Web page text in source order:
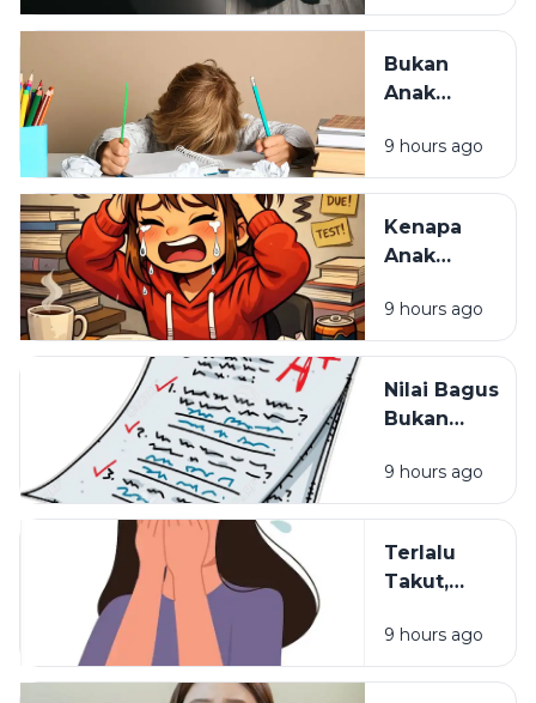
Pulang,
Tempat
Paling
Bukan
Anak
Mungkin
Cara
yang
Selama Ini
9 hours ago
Kenapa
Anak
Kehilangan
Semangat
9 hours ago
Nilai Bagus
Bukan
Hal yang
Sering
dalam
Pendidikan
9 hours ago
Terlalu
Takut,
Waspada:
Mungkinkah
9 hours ago